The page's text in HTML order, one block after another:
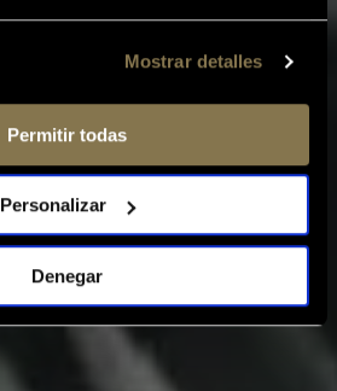
Mostrar detalles
Permitir todas
Personalizar
Denegar